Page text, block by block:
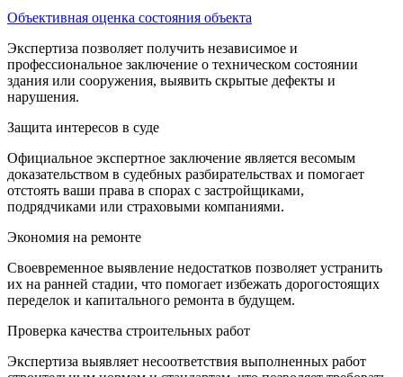
Объективная оценка состояния объекта
Экспертиза позволяет получить независимое и
профессиональное заключение о техническом состоянии
здания или сооружения, выявить скрытые дефекты и
нарушения.
Защита интересов в суде
Официальное экспертное заключение является весомым
доказательством в судебных разбирательствах и помогает
отстоять ваши права в спорах с застройщиками,
подрядчиками или страховыми компаниями.
Экономия на ремонте
Своевременное выявление недостатков позволяет устранить
их на ранней стадии, что помогает избежать дорогостоящих
переделок и капитального ремонта в будущем.
Проверка качества строительных работ
Экспертиза выявляет несоответствия выполненных работ